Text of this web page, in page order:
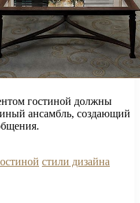
гостиной должны
ансамбль, создающий
стили дизайна